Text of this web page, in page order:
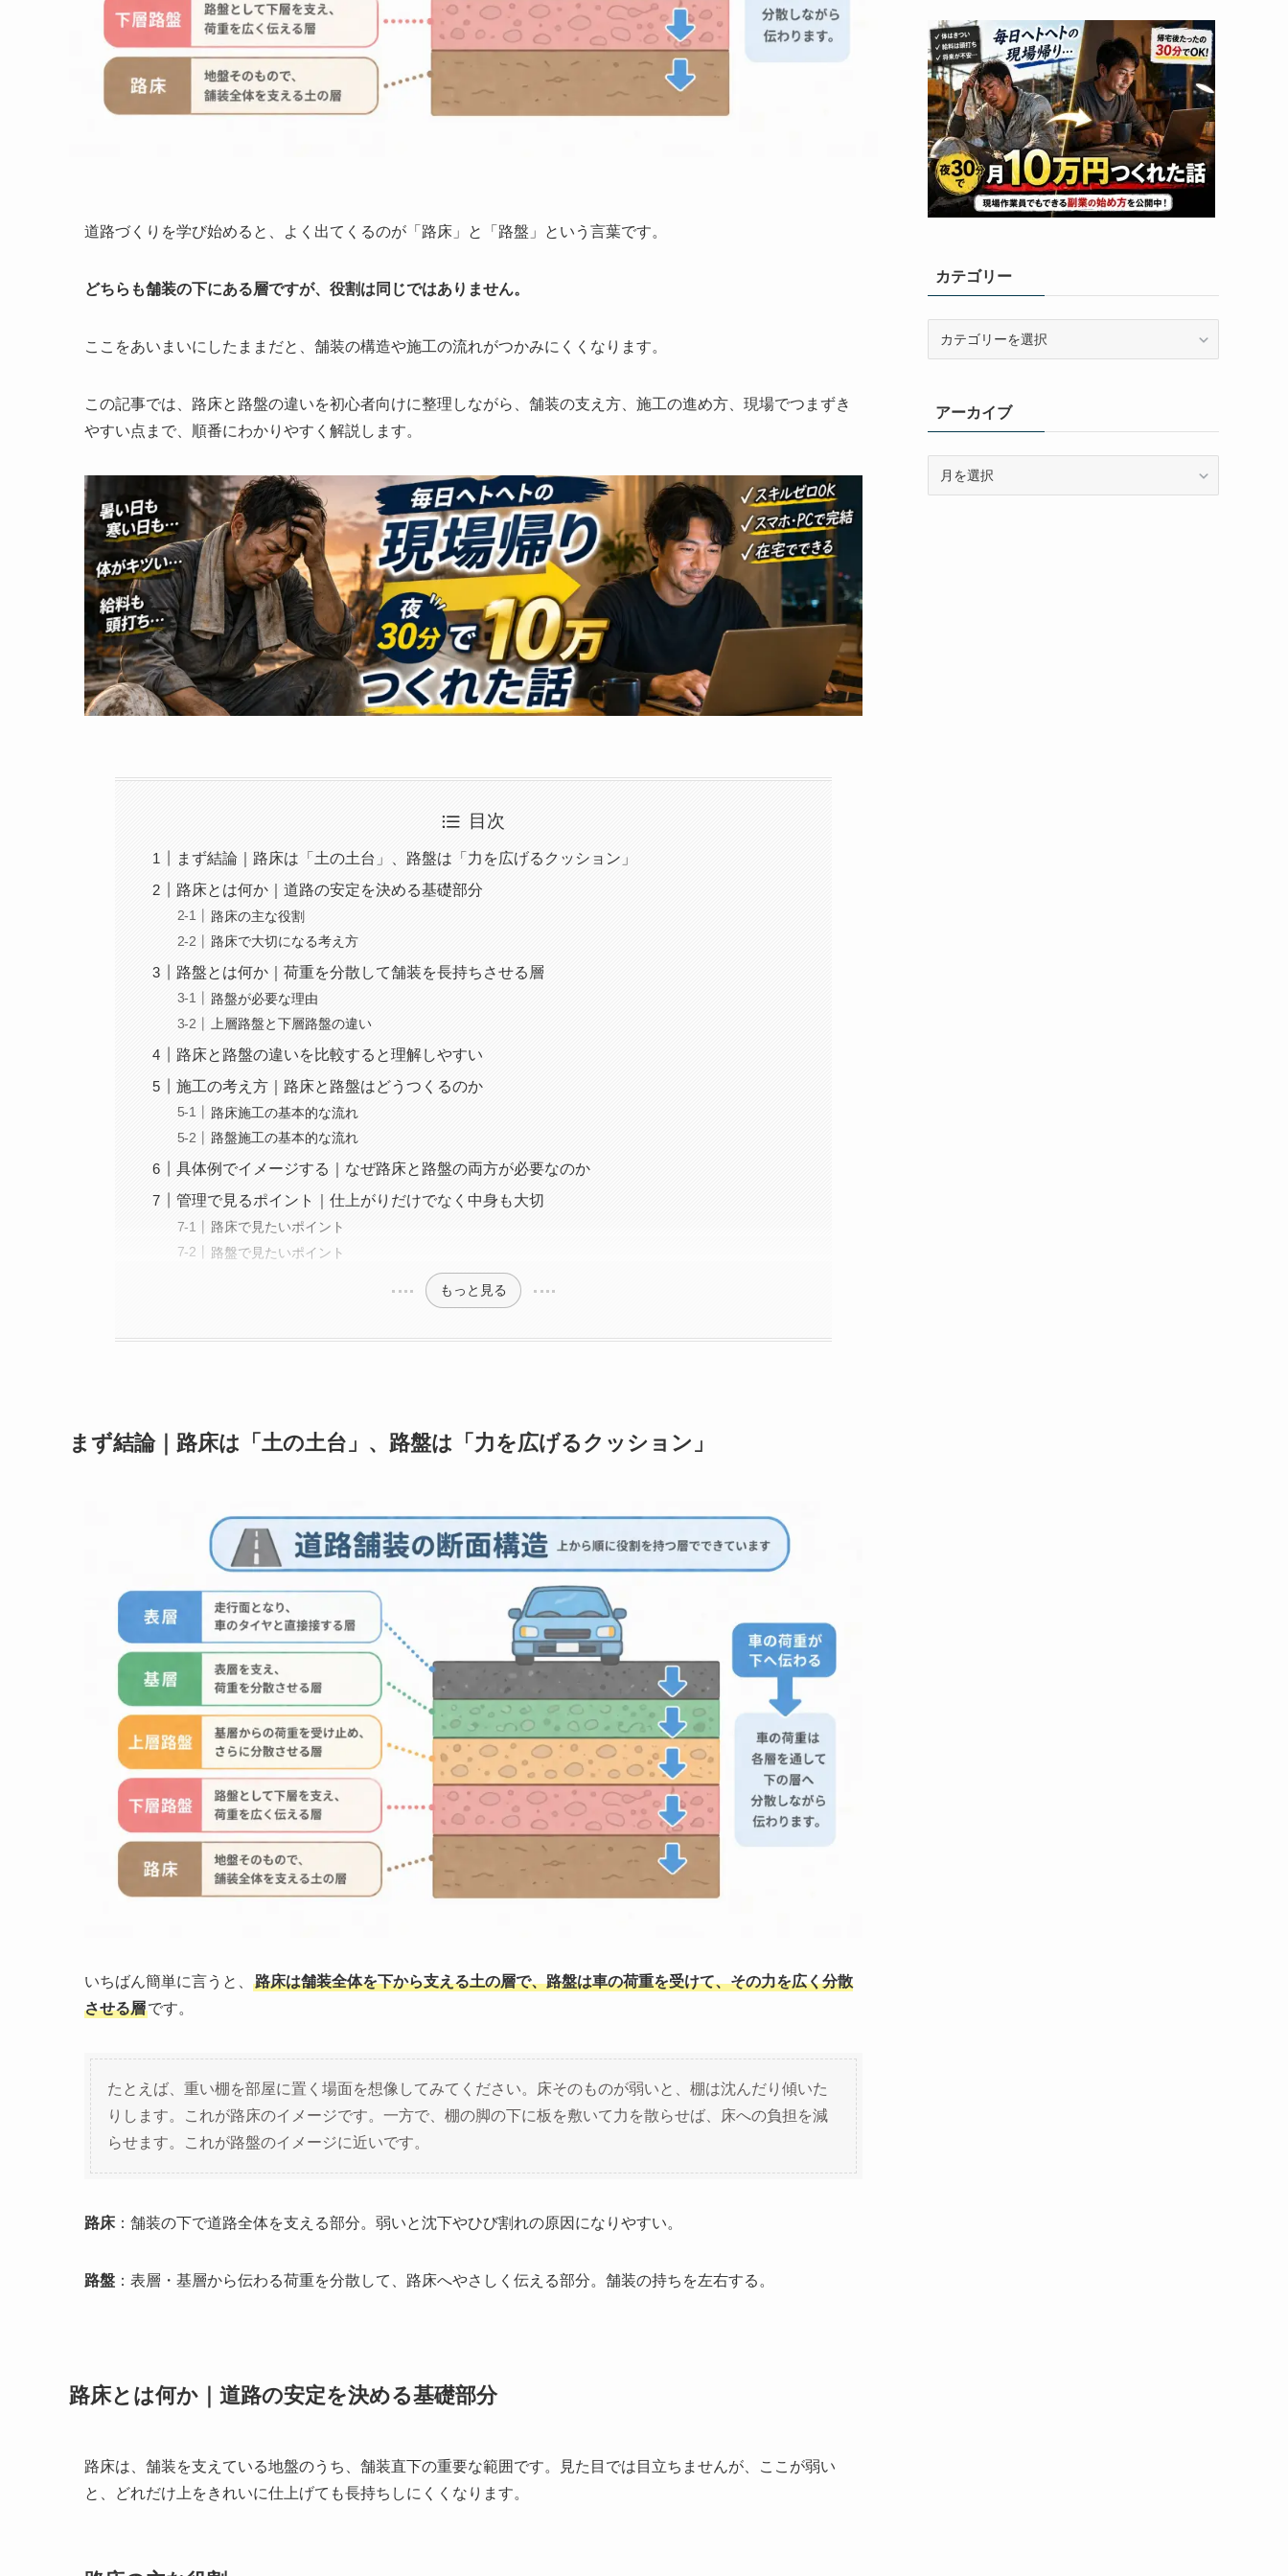
道路づくりを学び始めると、よく出てくるのが「路床」と「路盤」という言葉です。
どちらも舗装の下にある層ですが、役割は同じではありません。
ここをあいまいにしたままだと、舗装の構造や施工の流れがつかみにくくなります。
この記事では、路床と路盤の違いを初心者向けに整理しながら、舗装の支え方、施工の進め方、現場でつまずき
やすい点まで、順番にわかりやすく解説します。
目次
まず結論｜路床は「土の土台」、路盤は「力を広げるクッション」
路床とは何か｜道路の安定を決める基礎部分
路床の主な役割
路床で大切になる考え方
路盤とは何か｜荷重を分散して舗装を長持ちさせる層
路盤が必要な理由
上層路盤と下層路盤の違い
路床と路盤の違いを比較すると理解しやすい
施工の考え方｜路床と路盤はどうつくるのか
路床施工の基本的な流れ
路盤施工の基本的な流れ
具体例でイメージする｜なぜ路床と路盤の両方が必要なのか
管理で見るポイント｜仕上がりだけでなく中身も大切
路床で見たいポイント
路盤で見たいポイント
もっと見る
まず結論｜路床は「土の土台」、路盤は「力を広げるクッション」
いちばん簡単に言うと、
路床は舗装全体を下から支える土の層で、路盤は車の荷重を受けて、その力を広く分散
させる層です。
たとえば、重い棚を部屋に置く場面を想像してみてください。床そのものが弱いと、棚は沈んだり傾いた
りします。これが路床のイメージです。一方で、棚の脚の下に板を敷いて力を散らせば、床への負担を減
らせます。これが路盤のイメージに近いです。
路床：舗装の下で道路全体を支える部分。弱いと沈下やひび割れの原因になりやすい。
路盤 ：表層・基層から伝わる荷重を分散して、路床へやさしく伝える部分。舗装の持ちを左右する。
路床とは何か｜道路の安定を決める基礎部分
路床は、舗装を支えている地盤のうち、舗装直下の重要な範囲です。見た目では目立ちませんが、ここが弱い
と、どれだけ上をきれいに仕上げても長持ちしにくくなります。
カテゴリー
ーアーカイブ